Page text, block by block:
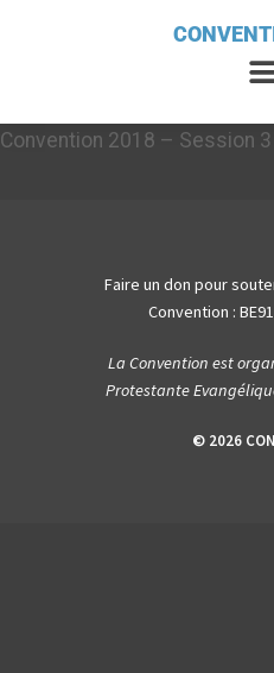
Convention 2018 – Session 3
Faire un don pour
Convention :
La Convention est
Protestante
© 2026